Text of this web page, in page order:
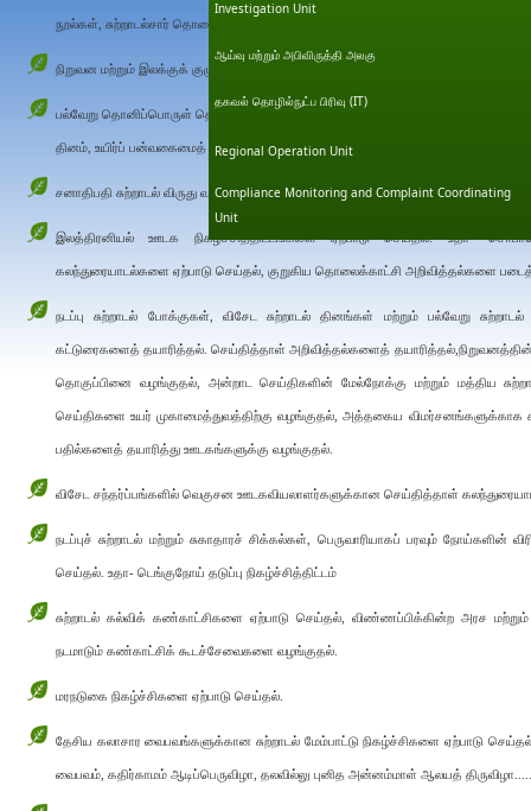
Investigation Unit
ஆய்வு மற்றும் அபிவிருத்தி அலகு
தகவல் தொழில்நுட்ப பிரிவு (IT)
Regional Operation Unit
Compliance Monitoring and Complaint Coordinating
Unit
நூல்கள், சுற்றாடல்சார் தொலைக்காட்சி நாடகங்கள், சுற்றாடல் கீதங்கள், வீடியோ
நிறுவன மற்றும் இலக்குக் குழுக்களுக்கான கல்வி, மேம்பாட்டு நிகழ்ச்சித்திட்டங்களை
பல்வேறு தொனிப்பொருள் தொடர்பில் உலக சுற்றாடல் தினத்திற்கான தேசிய
தினம், உயிர்ப் பன்வகைமைத் தினம்......
சனாதிபதி சுற்றாடல் விருது வழங்கல் வைபவத்தின் அரங்காட்டுகைப் பணிகளை ஏற்பாடு
இலத்திரனியல் ஊடக நிகழ்ச்சித்திட்டங்களை ஏற்பாடு செய்தல். உதா-
கலந்துரையாடல்களை ஏற்பாடு செய்தல், குறுகிய தொலைக்காட்சி அறிவித்தல்களை
நடப்பு சுற்றாடல் போக்குகள், வி​சேட சுற்றாடல் தினங்கள் மற்றும் பல்வேறு
கட்டுரைகளைத் தயாரித்தல். செய்தித்தாள் அறிவித்தல்களைத் தயாரித்தல்,நிறுவனத்தின்
தொகுப்பினை வழங்குதல், அன்றாட செய்திகளின் மேல்நோக்கு மற்றும் மத்திய
செய்திகளை உயர் முகாமைத்துவத்திற்கு வழங்குதல், அத்தகைய விமர்சனங்களுக்காக
பதில்களைத் தயாரித்து ஊடகங்களுக்கு வழங்குதல்.
விசேட சந்தர்ப்பங்களில் வெகுசன ஊடகவியலாளர்களுக்கான செய்தித்தாள்
நடப்புச் சுற்றாடல் மற்றும் சுகாதாரச் சிக்கல்கள், பெருவாரியாகப் பரவும் நோய்களின்
செய்தல். உதா- டெங்குநோய் தடுப்பு நிகழ்ச்சித்திட்டம்
சுற்றாடல் கல்விக் கண்காட்சிகளை ஏற்பாடு செய்தல், விண்ணப்பிக்கின்ற அரச
நடமாடும் கண்காட்சிக் கூடச்சேவைகளை வழங்குதல்.
மரநடுகை நிகழ்ச்சிகளை ஏற்பாடு செய்தல்.
தேசிய கலாசார வைபவங்களுக்கான சுற்றாடல் மேம்பாட்டு நிகழ்ச்சிகளை ஏற்பாடு
வைபவம், கதிர்காமம் ஆடிப்பெருவிழா, தலவில்லு புனித அன்னம்மாள் ஆலயத்